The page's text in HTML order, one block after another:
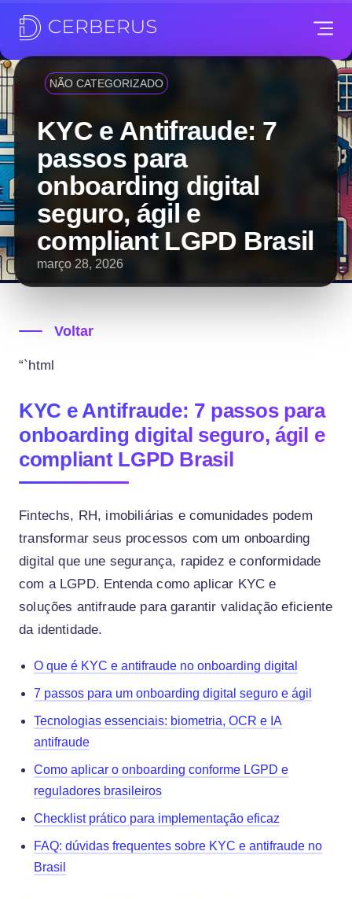
NÃO CATEGORIZADO
KYC e Antifraude: 7
passos para
onboarding digital
seguro, ágil e
compliant LGPD Brasil
março 28, 2026
Voltar
“`html
KYC e Antifraude: 7 passos para
onboarding digital seguro, ágil e
compliant LGPD Brasil
Fintechs, RH, imobiliárias e comunidades podem
transformar seus processos com um onboarding
digital que une segurança, rapidez e conformidade
com a LGPD. Entenda como aplicar KYC e
soluções antifraude para garantir validação eficiente
da identidade.
O que é KYC e antifraude no onboarding digital
7 passos para um onboarding digital seguro e ágil
Tecnologias essenciais: biometria, OCR e IA
antifraude
Como aplicar o onboarding conforme LGPD e
reguladores brasileiros
Checklist prático para implementação eficaz
FAQ: dúvidas frequentes sobre KYC e antifraude no
Brasil